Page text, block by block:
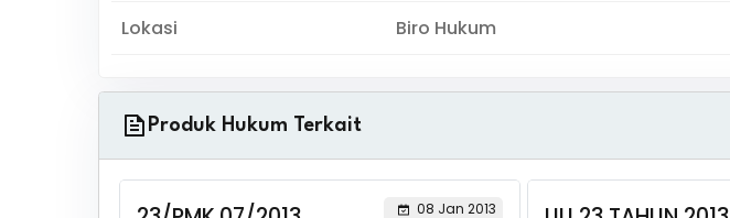
Lokasi Biro Hukum
Produk Hukum Terkait
08 Jan 2013